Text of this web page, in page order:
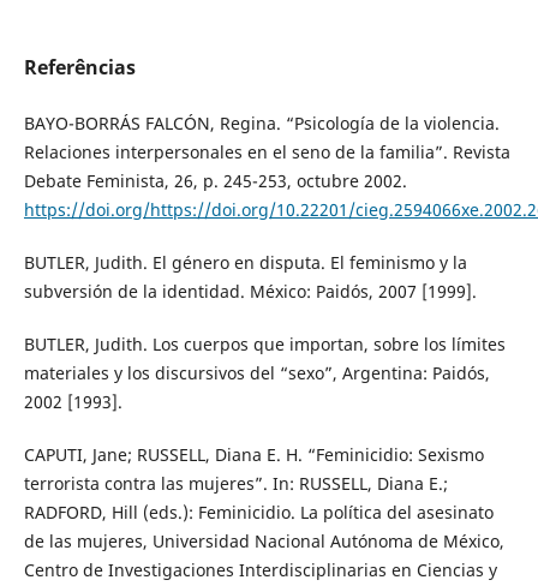
Referências
BAYO-BORRÁS FALCÓN, Regina. “Psicología de la violencia.
Relaciones interpersonales en el seno de la familia”. Revista
Debate Feminista, 26, p. 245-253, octubre 2002.
https://doi.org/https://doi.org/10.22201/
BUTLER, Judith. El género en disputa. El feminismo y la
subversión de la identidad. México: Paidós, 2007 [1999].
BUTLER, Judith. Los cuerpos que importan, sobre los límites
materiales y los discursivos del “sexo”, Argentina: Paidós,
2002 [1993].
CAPUTI, Jane; RUSSELL, Diana E. H. “Feminicidio: Sexismo
terrorista contra las mujeres”. In: RUSSELL, Diana E.;
RADFORD, Hill (eds.): Feminicidio. La política del asesinato
de las mujeres, Universidad Nacional Autónoma de México,
Centro de Investigaciones Interdisciplinarias en Ciencias y